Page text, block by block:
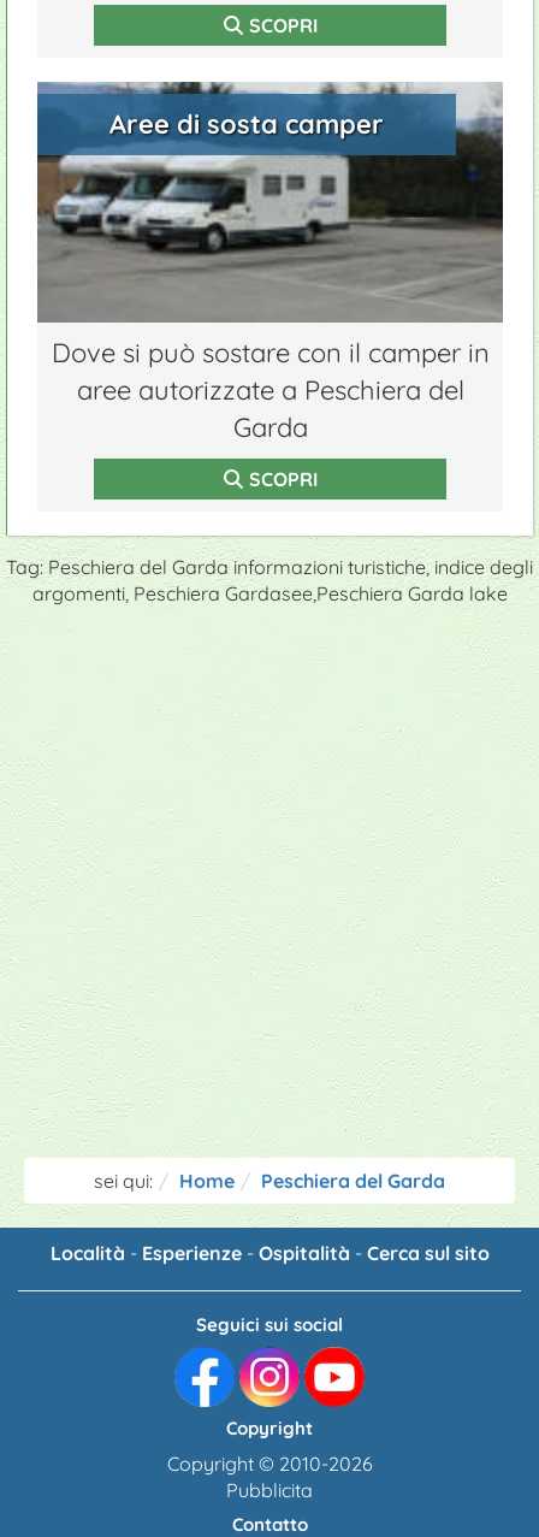
SCOPRI
Aree di sosta camper
Dove si può sostare con il camper in
aree autorizzate a Peschiera del
Garda
SCOPRI
Tag: Peschiera del Garda informazioni turistiche, indice degli
argomenti, Peschiera Gardasee,Peschiera Garda lake
sei qui: Home Peschiera del Garda
Località - Esperienze- Ospitalità - Cerca sul sito
Seguici sui social
Copyright
Copyright © 2010-2026
Pubblicita
Contatto